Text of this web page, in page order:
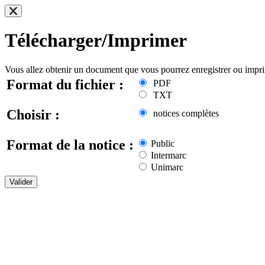
Télécharger/Imprimer
Vous allez obtenir un document que vous pourrez enregistrer ou
Format du fichier :
PDF
TXT
Choisir : notices complètes
Format de la notice :
Public
Intermarc
Unimarc